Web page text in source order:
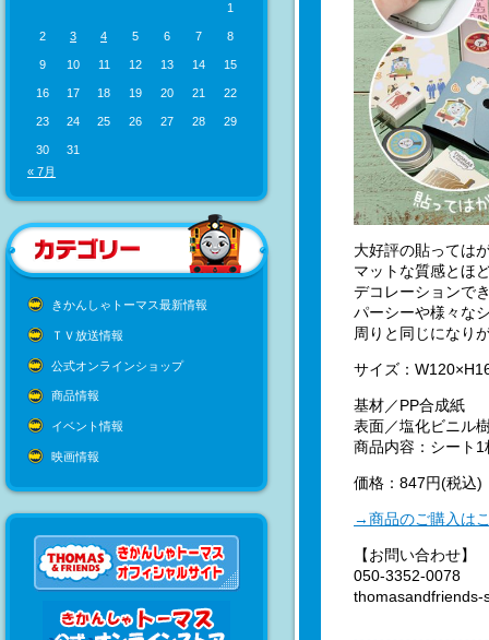
1
2 3 4 5 6 7 8
9 10 11 12 13 14 15
16 17 18 19 20 21 22
23 24 25 26 27 28 29
30
31
« 7月
きかんしゃトーマス最新情報
ＴＶ放送情報
公式オンラインショップ
商品情報
イベント情報
映画情報
大好評の貼っては
マットな質感とほ
デコレーションで
パーシーや様々な
周りと同じになり
サイズ：
基材／PP合成紙
表面／塩化ビニル
商品内容：シート1
価格：847円(税込)
→商品のご購入は
【お問い合わせ】
050-3352-0078
thomasandfriends-